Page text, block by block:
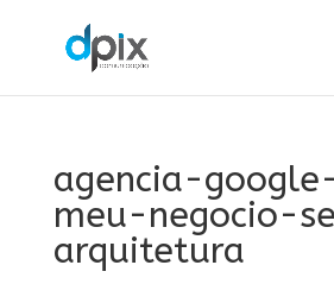
agencia-
meu-negocio-
arquitetura